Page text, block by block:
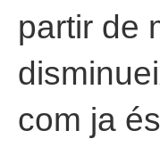
partir de
com ja